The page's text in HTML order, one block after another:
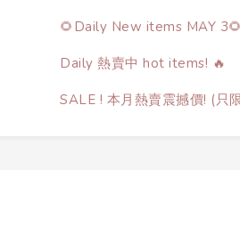
🌻Daily New items MAY 3🌻
Daily 熱賣中 hot items! 🔥
SALE ! 本月熱賣震撼價! (只